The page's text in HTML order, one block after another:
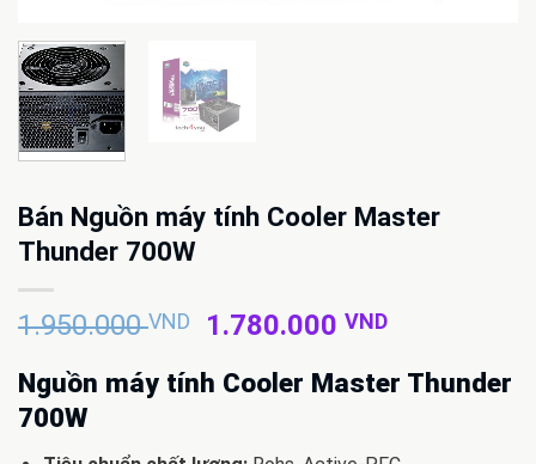
Bán Nguồn máy tính Cooler Master
Thunder 700W
1.950.000VND
Giá
là:
1.780.000VNDGiá
tại
Nguồn máy tính Cooler Master Thunder
700W